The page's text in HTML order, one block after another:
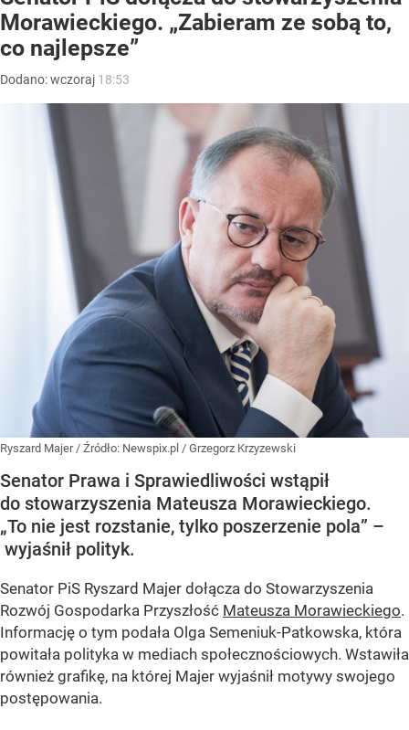
Morawieckiego. „Zabieram ze sobą to,
co najlepsze”
Dodano:wczoraj 18:53
Ryszard Majer/ Źródło: Newspix.pl / Grzegorz Krzyzewski
Senator Prawa i Sprawiedliwości wstąpił
do stowarzyszenia Mateusza Morawieckiego.
„To nie jest rozstanie, tylko poszerzenie pola” –
wyjaśnił polityk.
Senator PiS Ryszard Majer dołącza do Stowarzyszenia
Rozwój Gospodarka Przyszłość Mateusza Morawieckiego.
Informację o tym podała Olga Semeniuk-Patkowska, która
powitała polityka w mediach społecznościowych. Wstawiła
również grafikę, na której Majer wyjaśnił motywy swojego
postępowania.